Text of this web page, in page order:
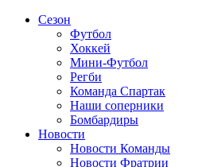
Сезон
Футбол
Хоккей
Мини-Футбол
Регби
Команда Спартак
Наши соперники
Бомбардиры
Новости
Новости Команды
Новости Фратрии